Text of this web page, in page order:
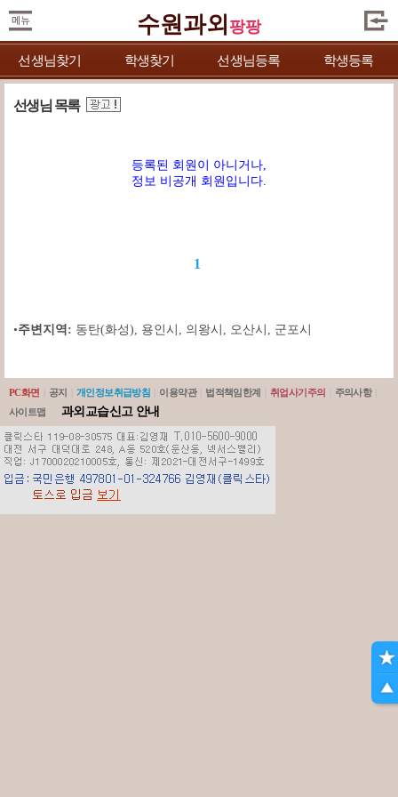
수원과외 팡팡
선생님찾기 학생찾기 선생님등록 학생등록
선생님 목록
등록된 회원이 아니거나,
정보 비공개 회원입니다.
1
•주변지역: 동탄(화성), 용인시 , 의왕시 , 오산시 , 군포시
PC화면 공지 개인정보취급방침 이용약관 법적책임한계 취업사기주의 주의사항
사이트맵
과외교습신고 안내